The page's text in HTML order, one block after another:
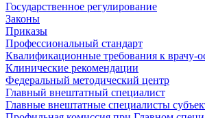
Государственное регулирование
Законы
Приказы
Профессиональный стандарт
Квалификационные требования к врачу-
Клинические рекомендации
Федеральный методический центр
Главный внештатный специалист
Главные внештатные специалисты